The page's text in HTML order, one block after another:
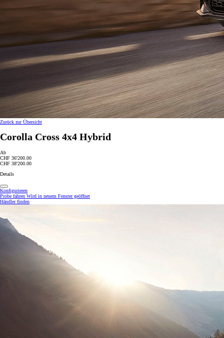
Zurück zur Übersicht
Corolla Cross 4x4 Hybrid
Ab
CHF 36'200.00
CHF 38'200.00
Details
Konfigurieren
Probe fahren Wird in neuem Fenster geöffnet
Händler finden